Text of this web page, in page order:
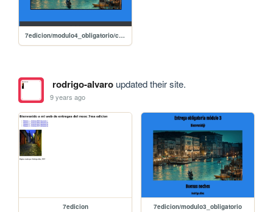
7edicion/modulo4_obligatorio/calculadora
rodrigo-alvaroupdated their site.
9 years ago
7edicion 7edicion/modulo3_obligatorio